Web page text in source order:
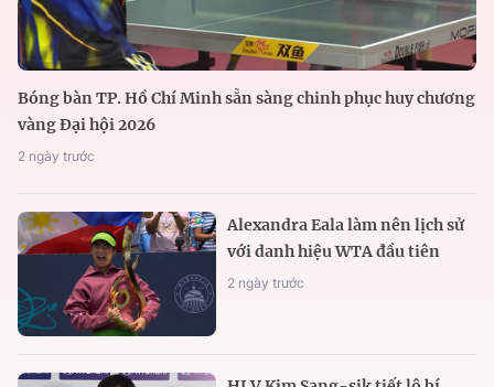
Bóng bàn TP. Hồ Chí Minh sẵn sàng chinh phục huy chương
vàng Đại hội 2026
2 ngày trước
Alexandra Eala làm nên lịch sử
với danh hiệu WTA đầu tiên
2 ngày trước